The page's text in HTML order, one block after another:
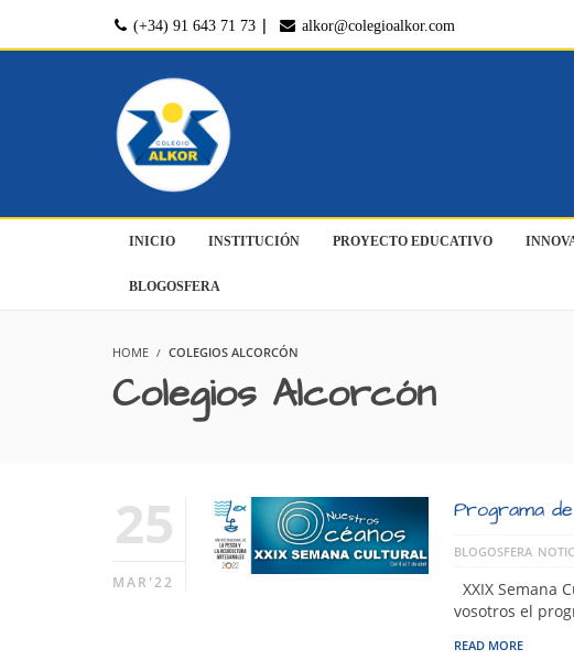
(+34) 91 643 71 73 | alkor@colegioalkor.com
INICIO INSTITUCIÓN PROYECTO EDUCATIVO
BLOGOSFERA
HOME COLEGIOS ALCORCÓN
Colegios Alcorcón
25
MAR'22
Programa
BLOGOSFERA
XXIX Semana
vosotros el
READ MORE